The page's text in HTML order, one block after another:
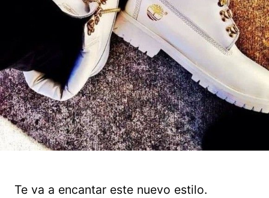
Te va a encantar este nuevo estilo.